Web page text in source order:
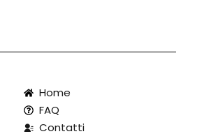
Home
FAQ
Contatti